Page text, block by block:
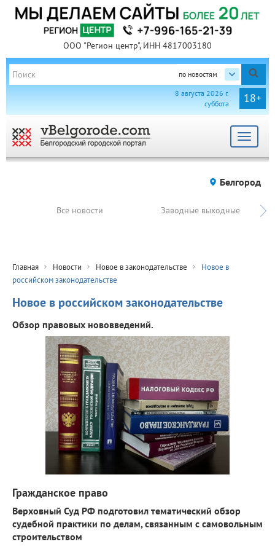
ООО "Регион центр", ИНН 4817003180
по новостям
18+
8 августа 2026 г.
суббота
Toggle
Белгород
Все новости Заводные выходные
Главная Новости Новое в законодательстве
Новое в
российском законодательстве
Новое в российском законодательстве
Обзор правовых нововведений.
Гражданское право
Верховный Суд РФ подготовил тематический обзор
судебной практики по делам, связанным с самовольным
строительством